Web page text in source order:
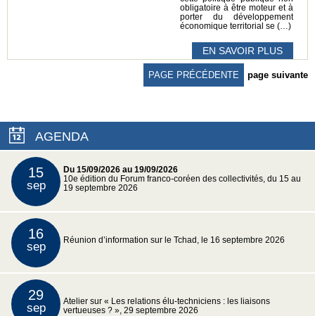
obligatoire à être moteur et à
porter du développement
économique territorial se (…)
EN SAVOIR PLUS
PAGE PRÉCÉDENTE page suivante
AGENDA
15
sep
Du 15/09/2026 au 19/09/2026
10e édition du Forum franco-coréen des collectivités, du 15 au
19 septembre 2026
16
sep Réunion d’information sur le Tchad, le 16 septembre 2026
29
sep
Atelier sur « Les relations élu-techniciens : les liaisons
vertueuses ? », 29 septembre 2026